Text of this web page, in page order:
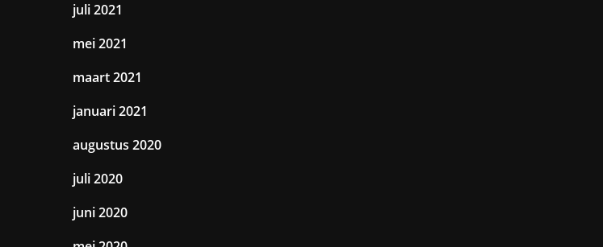
juli 2021
mei 2021
maart 2021
januari 2021
augustus 2020
juli 2020
juni 2020